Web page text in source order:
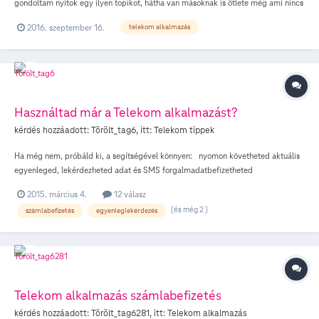
gondoltam nyitok egy ilyen topikot, hátha van másoknak is ötlete még ami nincs
számlázási ciklus fordulónapja. Vagy nem találom vagy még tényleg nincs az
állítani a figyelést és szépen számlál, viszont ehhez jó lenne tudni mikor van a
fordulónapom. Legelőször kiküldik sms-ben, de ha nincs már meg az sms akkor
2016. szeptember 16. telekom alkalmazás
Használtad már a Telekom alkalmazást?
kérdés hozzáadott:Törölt_tag6, itt:Telekom tippek
Ha még nem, próbáld ki, a segítségével könnyen: nyomon követheted aktuális
egyenleged, lekérdezheted adat és SMS forgalmadatbefizetheted
díjcsomagodfeltöltheted saját-, vagy családtagod, barátod Domino
egyenlegétigénybe veheted a Kapcsolat kártyád nyújtotta kedvezményeket.
2015. március 4. 12 válasz
számlabefizetés egyenleglekérdezés (és még 2 )
Telekom alkalmazás számlabefizetés
kérdés hozzáadott:Törölt_tag6281, itt:Telekom alkalmazás